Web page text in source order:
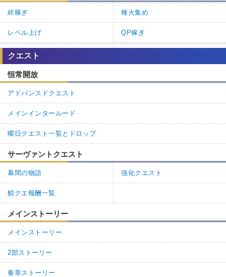
絆稼ぎ 種火集め
レベル上げ QP稼ぎ
クエスト
恒常開放
アドバンスドクエスト
メインインタールード
曜日クエスト一覧とドロップ
サーヴァントクエスト
幕間の物語 強化クエスト
鯖クエ報酬一覧
メインストーリー
メインストーリー
2部ストーリー
奏章ストーリー